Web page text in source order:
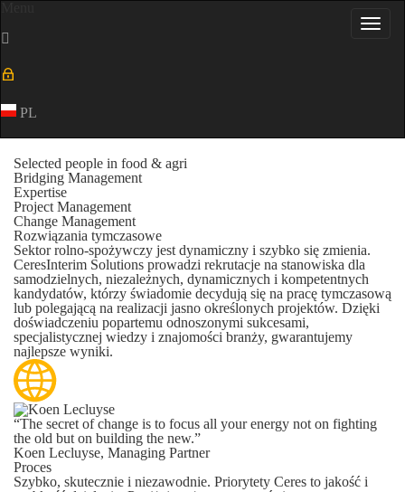
PL
Selected people in food & agri
Bridging Management
Expertise
Project Management
Change Management
Rozwiązania tymczasowe
Sektor rolno-spożywczy jest dynamiczny i szybko się zmienia.
CeresInterim Solutions prowadzi rekrutacje na stanowiska dla
samodzielnych, niezależnych, dynamicznych i kompetentnych
kandydatów, którzy świadomie decydują się na pracę tymczasową
lub polegającą na realizacji jasno określonych projektów. Dzięki
doświadczeniu popartemu odnoszonymi sukcesami,
specjalistycznej wiedzy i znajomości branży, gwarantujemy
najlepsze wyniki.
“The secret of change is to focus all your energy not on fighting
the old but on building the new.”
Koen Lecluyse, Managing Partner
Proces
Szybko, skutecznie i niezawodnie. Priorytety Ceres to jakość i